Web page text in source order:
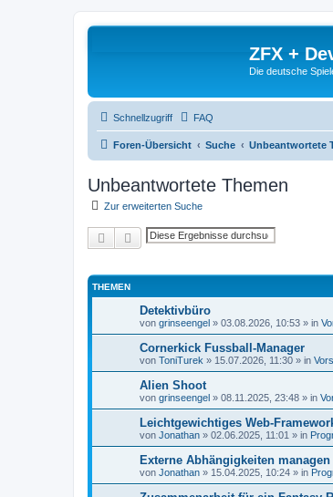
ZFX +
Die deutsche
Schnellzugriff FAQ
Foren-Übersicht Suche Unbeantwortete
Unbeantwortete Themen
Zur erweiterten Suche
Suche Erweiterte Suche
THEMEN
Detektivbüro
von grinseengel » 03.08.2026, 10:53 » in
Cornerkick Fussball-Manager
von ToniTurek » 15.07.2026, 11:30 » in
Alien Shoot
von grinseengel » 08.11.2025, 23:48 » in
Leichtgewichtiges Web-
von Jonathan » 02.06.2025, 11:01 » in
Externe Abhängigkeiten managen
von Jonathan » 15.04.2025, 10:24 » in